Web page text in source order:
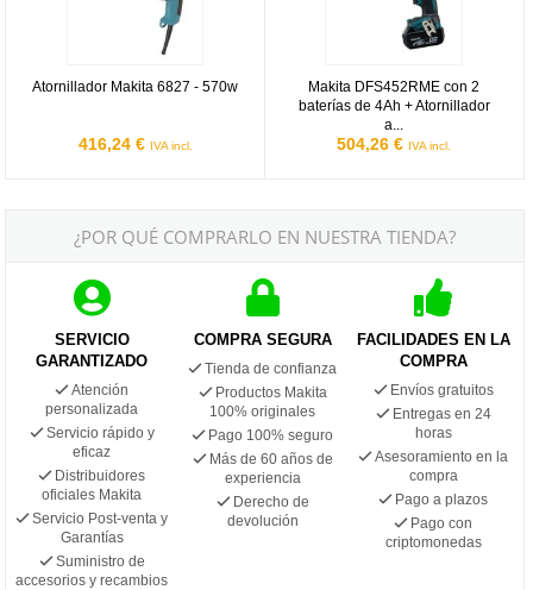
Atornillador Makita 6827 - 570w
416,24 € IVA incl.
Makita DFS452RME con 2
baterías de 4Ah + Atornillador
a...
504,26 € IVA incl.
¿POR QUÉ COMPRARLO EN NUESTRA TIENDA?
SERVICIO
GARANTIZADO
Atención
personalizada
Servicio rápido y
eficaz
Distribuidores
oficiales Makita
Servicio Post-venta y
Garantías
Suministro de
accesorios y recambios
COMPRA SEGURA
Tienda de confianza
Productos Makita
100% originales
Pago 100% seguro
Más de 60 años de
experiencia
Derecho de
devolución
FACILIDADES EN LA
COMPRA
Envíos gratuitos
Entregas en 24
horas
Asesoramiento en la
compra
Pago a plazos
Pago con
criptomonedas